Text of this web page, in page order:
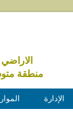
منطقة
الإدارة